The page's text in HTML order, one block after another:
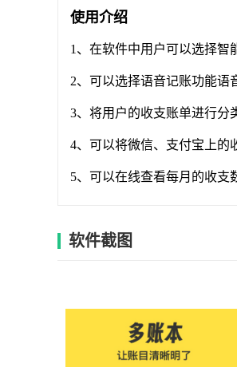
使用介绍
1、在软件中用户可以选择智
2、可以选择语音记账功能语
3、将用户的收支账单进行分
4、可以将微信、支付宝上的
5、可以在线查看每月的收支
软件截图